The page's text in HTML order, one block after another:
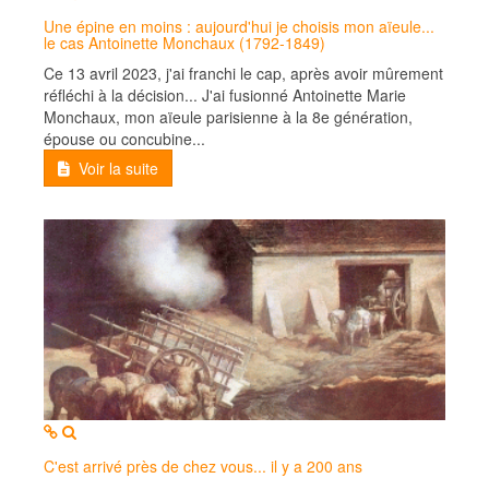
Une épine en moins : aujourd'hui je choisis mon aïeule...
le cas Antoinette Monchaux (1792-1849)
Ce 13 avril 2023, j'ai franchi le cap, après avoir mûrement
réfléchi à la décision... J'ai fusionné Antoinette Marie
Monchaux, mon aïeule parisienne à la 8e génération,
épouse ou concubine...
Voir la suite
MOD_JTCS_VIEW_ARTICLE_LINK
C'est arrivé près de chez vous... il y a 200 ans